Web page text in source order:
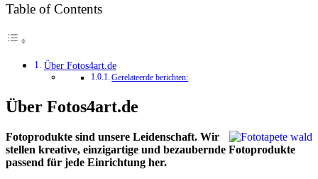
Table of Contents
Über Fotos4art.de
Gerelateerde berichten:
Über Fotos4art.de
Fotoprodukte sind unsere Leidenschaft. Wir
stellen kreative, einzigartige und bezaubernde Fotoprodukte
passend für jede Einrichtung her.